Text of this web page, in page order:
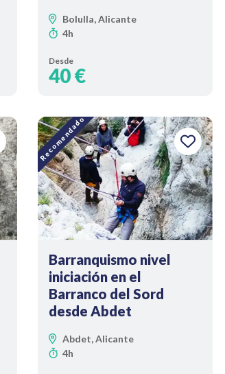
Bolulla, Alicante
4h
Desde
40 €
Recomendado
Barranquismo nivel
iniciación en el
Barranco del Sord
desde Abdet
Abdet, Alicante
4h